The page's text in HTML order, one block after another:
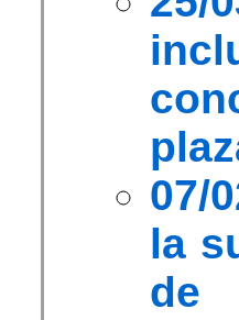
07/
la
de